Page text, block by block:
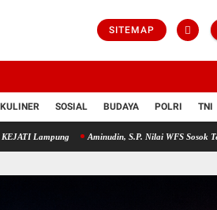
SITEMAP
KULINER SOSIAL BUDAYA POLRI TNI
Aminudin, S.P. Nilai WFS Sosok Tepat Pimpin